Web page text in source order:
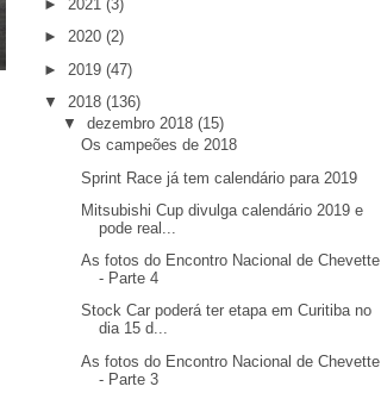
► 2021 (3)
► 2020 (2)
► 2019 (47)
▼ 2018 (136)
▼ dezembro 2018 (15)
Os campeões de 2018
Sprint Race já tem calendário para 2019
Mitsubishi Cup divulga calendário 2019 e
pode real...
As fotos do Encontro Nacional de Chevette
- Parte 4
Stock Car poderá ter etapa em Curitiba no
dia 15 d...
As fotos do Encontro Nacional de Chevette
- Parte 3